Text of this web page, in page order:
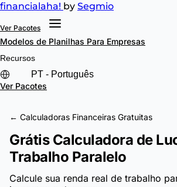
financialaha! by Segmio
Ver Pacotes
Modelos de Planilhas Para Empresas
Recursos
Ver Pacotes
← Calculadoras Financeiras Gratuitas
Grátis Calculadora de
Trabalho Paralelo
Calcule sua renda real de trabalho